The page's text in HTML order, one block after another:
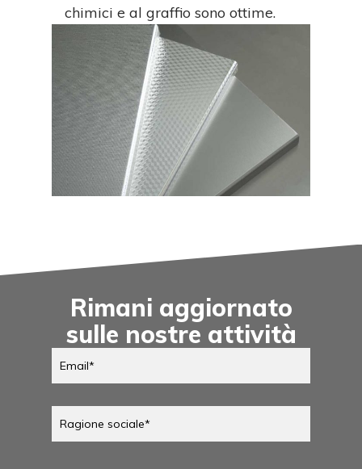
chimici e al graffio sono ottime.
Rimani aggiornato
sulle nostre attività